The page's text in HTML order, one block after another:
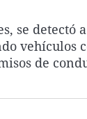
La
se detectó
vehículos
de